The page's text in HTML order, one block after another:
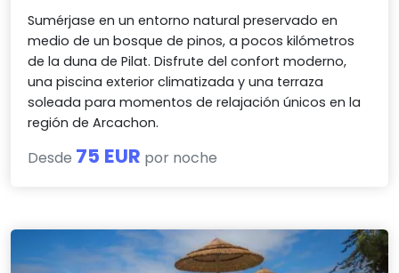
Sumérjase en un entorno natural preservado en
medio de un bosque de pinos, a pocos kilómetros
de la duna de Pilat. Disfrute del confort moderno,
una piscina exterior climatizada y una terraza
soleada para momentos de relajación únicos en la
región de Arcachon.
Desde 75 EUR por noche